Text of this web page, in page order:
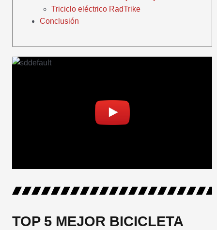
Triciclo eléctrico RadTrike
Conclusión
TOP 5 MEJOR BICICLETA